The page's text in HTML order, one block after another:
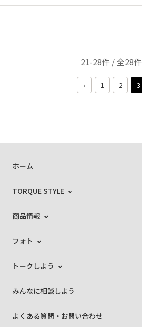
21-28件 / 全28件
‹ 1 2 3
ホーム
TORQUE STYLE
商品情報
フォト
トークしよう
みんなに相談しよう
よくある質問・お問い合わせ